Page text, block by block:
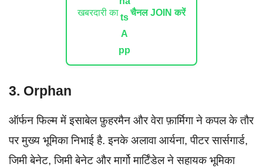
खबरदारी का चैनल JOIN करें
3. Orphan
ऑर्फन फिल्म में इसाबेल फ़ुहरमैन और वेरा फ़ार्मिगा ने कपल के तौर
पर मुख्य भूमिका निभाई है. इनके अलावा आर्यना, पीटर सार्सगार्ड,
जिमी बेनेट, जिमी बेनेट और मार्गो मार्टिंडेल ने सहायक भूमिका